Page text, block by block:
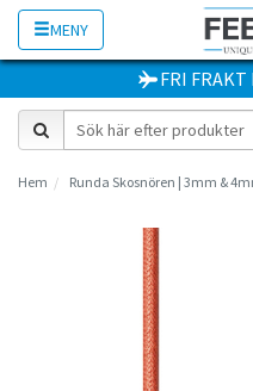
MENY
FRI FRAKT
Hem Runda Skosnören | 3mm &